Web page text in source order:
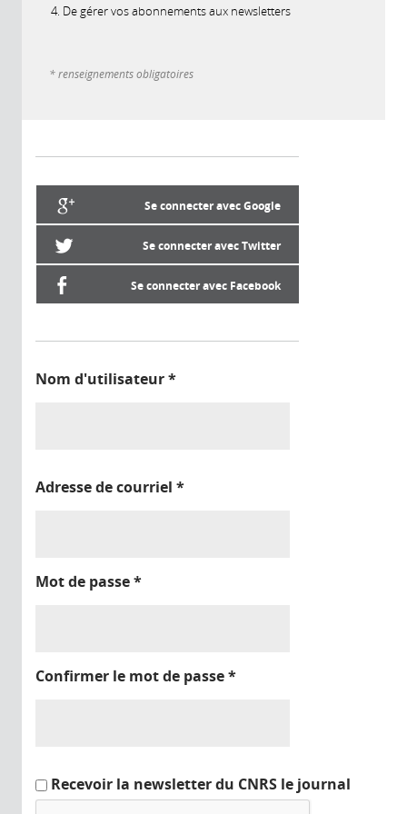
De gérer vos abonnements aux newsletters
* renseignements obligatoires
Se connecter avec Google
Se connecter avec Twitter
Se connecter avec Facebook
Nom d'utilisateur*
Adresse de courriel *
Mot de passe*
Confirmer le mot de passe*
Recevoir la newsletter du CNRS le journal